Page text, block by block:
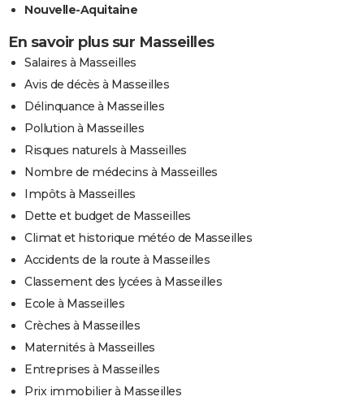
Nouvelle-Aquitaine
En savoir plus sur Masseilles
Salaires à Masseilles
Avis de décès à Masseilles
Délinquance à Masseilles
Pollution à Masseilles
Risques naturels à Masseilles
Nombre de médecins à Masseilles
Impôts à Masseilles
Dette et budget de Masseilles
Climat et historique météo de Masseilles
Accidents de la route à Masseilles
Classement des lycées à Masseilles
Ecole à Masseilles
Crèches à Masseilles
Maternités à Masseilles
Entreprises à Masseilles
Prix immobilier à Masseilles